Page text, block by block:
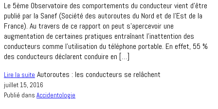
Le 5ème Observatoire des comportements du conducteur vient d’être
publié par la Sanef (Société des autoroutes du Nord et de l’Est de la
France). Au travers de ce rapport on peut s’apercevoir une
augmentation de certaines pratiques entraînant l’inattention des
conducteurs comme l’utilisation du téléphone portable. En effet, 55 %
des conducteurs déclarent conduire en […]
Lire la suite Autoroutes : les conducteurs se relâchent
juillet 15, 2016
Publié dans Accidentologie